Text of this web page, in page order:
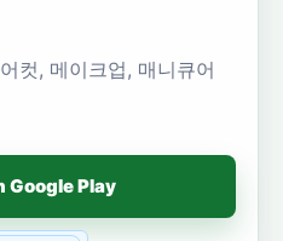
컷, 메이크업, 매니큐어
Google Play